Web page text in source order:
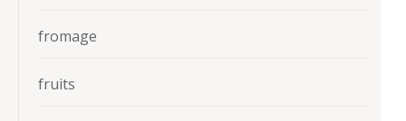
fromage
fruits